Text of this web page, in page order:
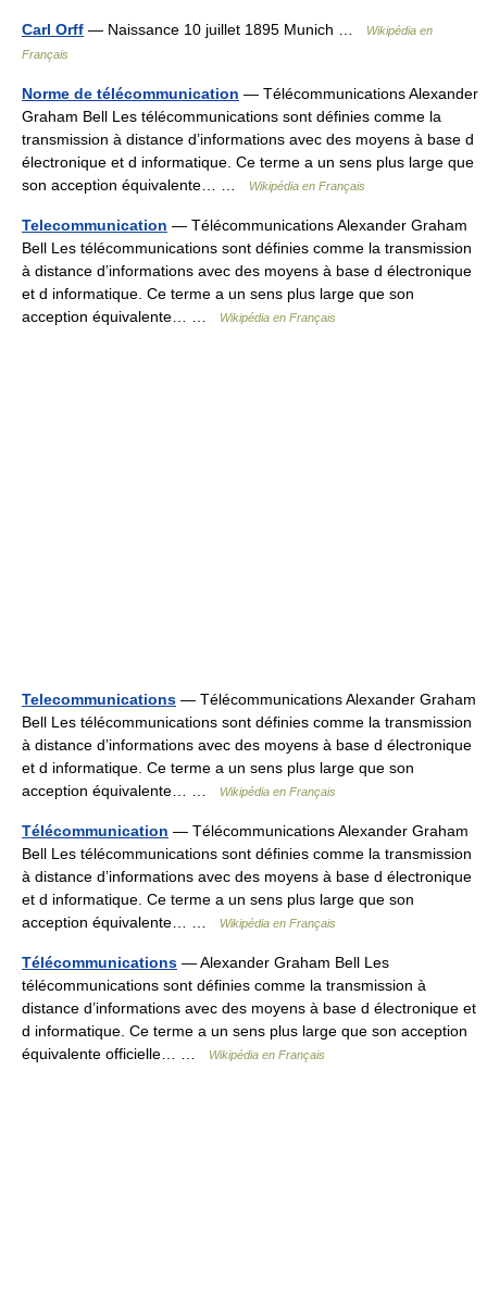
Carl Orff — Naissance 10 juillet 1895 Munich …
Wikipédia en
Français
Norme de télécommunication — Télécommunications Alexander
Graham Bell Les télécommunications sont définies comme la
transmission à distance d’informations avec des moyens à base d
électronique et d informatique. Ce terme a un sens plus large que
son acception équivalente… …
Wikipédia en Français
Telecommunication — Télécommunications Alexander Graham
Bell Les télécommunications sont définies comme la transmission
à distance d’informations avec des moyens à base d électronique
et d informatique. Ce terme a un sens plus large que son
acception équivalente… …
Wikipédia en Français
Telecommunications — Télécommunications Alexander Graham
Bell Les télécommunications sont définies comme la transmission
à distance d’informations avec des moyens à base d électronique
et d informatique. Ce terme a un sens plus large que son
acception équivalente… …
Wikipédia en Français
Télécommunication — Télécommunications Alexander Graham
Bell Les télécommunications sont définies comme la transmission
à distance d’informations avec des moyens à base d électronique
et d informatique. Ce terme a un sens plus large que son
acception équivalente… …
Wikipédia en Français
Télécommunications — Alexander Graham Bell Les
télécommunications sont définies comme la transmission à
distance d’informations avec des moyens à base d électronique et
d informatique. Ce terme a un sens plus large que son acception
équivalente officielle… …
Wikipédia en Français